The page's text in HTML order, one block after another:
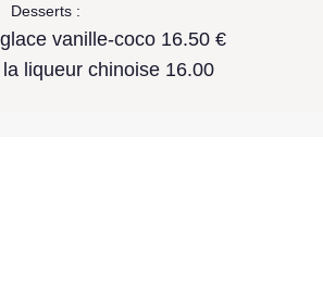
Desserts :
vanille-coco 16.50 €
liqueur chinoise 16.00